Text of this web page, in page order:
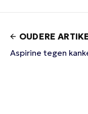
OUDERE
Aspirine tegen